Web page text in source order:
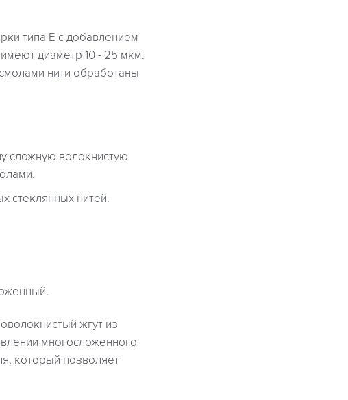
типа Е с добавлением
диаметр 10 - 25 мкм.
нити обработаны
сложную волокнистую
стеклянных нитей.
жгут из
многосложенного
который позволяет